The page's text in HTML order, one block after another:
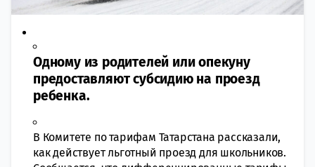
Одному из родителей или опекуну
предоставляют субсидию на проезд
ребенка.
В Комитете по тарифам Татарстана рассказали,
как действует льготный проезд для школьников.